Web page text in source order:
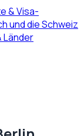
& Visa-
und die Schweiz
Länder